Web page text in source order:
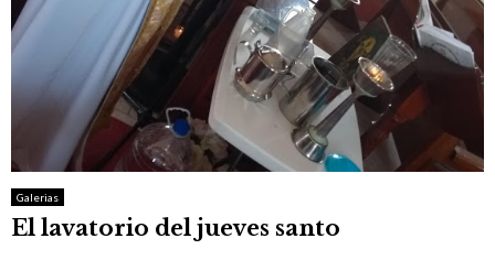
Galerias
El lavatorio del jueves santo